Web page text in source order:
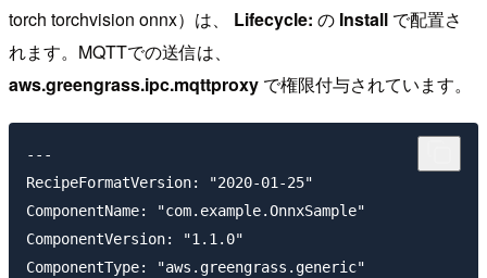
torch torchvision onnx）は、 Lifecycle: の Install で配置さ
れます。MQTTでの送信は、
aws.greengrass.ipc.mqttproxy で権限付与されています。
---
RecipeFormatVersion: "2020-01-25"
ComponentName: "com.example.OnnxSample"
ComponentVersion: "1.1.0"
ComponentType: "aws.greengrass.generic"